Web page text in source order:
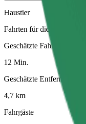
Haustier
Fahrten für dich und dein
Geschätzte Fahrtzeit
12 Min.
Geschätzte Entfernung
4,7 km
Fahrgäste